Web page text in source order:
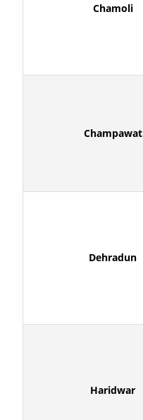
Chamoli
Champawat
Dehradun
Haridwar